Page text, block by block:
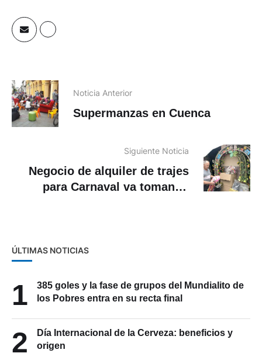
Noticia Anterior
Supermanzas en Cuenca
Siguiente Noticia
Negocio de alquiler de trajes
para Carnaval va tomando
ÚLTIMAS NOTICIAS
1
385 goles y la fase de grupos del Mundialito de
los Pobres entra en su recta final
2
Día Internacional de la Cerveza: beneficios y
origen